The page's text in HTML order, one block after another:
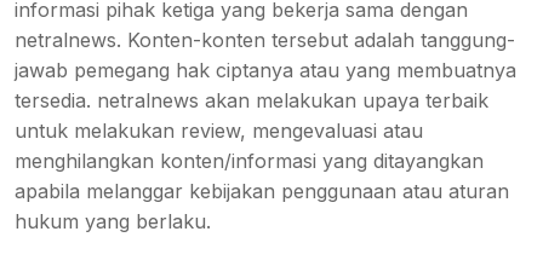
informasi pihak ketiga yang bekerja sama dengan
netralnews. Konten-konten tersebut adalah tanggung-
jawab pemegang hak ciptanya atau yang membuatnya
tersedia. netralnews akan melakukan upaya terbaik
untuk melakukan review, mengevaluasi atau
menghilangkan konten/informasi yang ditayangkan
apabila melanggar kebijakan penggunaan atau aturan
hukum yang berlaku.